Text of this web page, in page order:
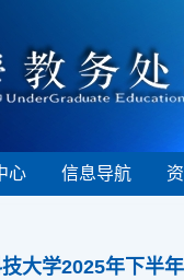
心 信息导航
大学2025年下半